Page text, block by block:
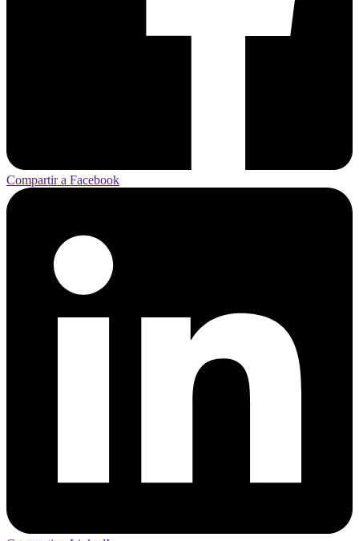
Compartir a Facebook